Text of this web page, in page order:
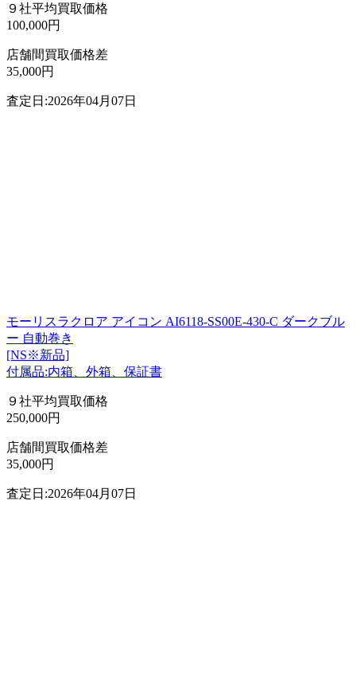
９社平均買取価格
100,000円
店舗間買取価格差
35,000円
査定日:2026年04月07日
モーリスラクロア アイコン AI6118-SS00E-430-C ダークブル
ー 自動巻き
[NS※新品]
付属品:内箱、外箱、保証書
９社平均買取価格
250,000円
店舗間買取価格差
35,000円
査定日:2026年04月07日